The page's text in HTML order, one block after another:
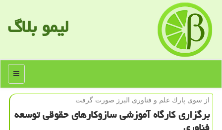
لیمو بلاگ
منو
از سوی پارك علم و فناوری البرز صورت گرفت
برگزاری كارگاه آموزشی سازوكارهای حقوقی توسعه